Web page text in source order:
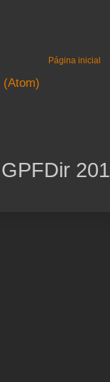
Página inicial
(Atom)